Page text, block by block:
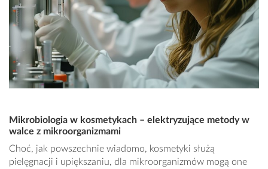
Mikrobiologia w kosmetykach – elektryzujące metody w
walce z mikroorganizmami
Choć, jak powszechnie wiadomo, kosmetyki służą
pielęgnacji i upiększaniu, dla mikroorganizmów mogą one